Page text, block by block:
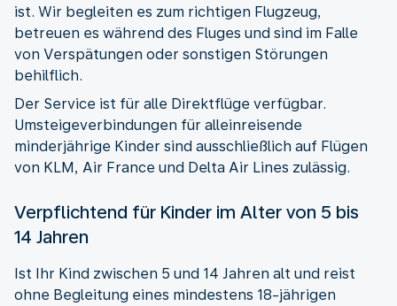
ist. Wir begleiten es zum richtigen Flugzeug,
betreuen es während des Fluges und sind im Falle
von Verspätungen oder sonstigen Störungen
behilflich.
Der Service ist für alle Direktflüge verfügbar.
Umsteigeverbindungen für alleinreisende
minderjährige Kinder sind ausschließlich auf Flügen
von KLM, Air France und Delta Air Lines zulässig.
Verpflichtend für Kinder im Alter von 5 bis
14 Jahren
Ist Ihr Kind zwischen 5 und 14 Jahren alt und reist
ohne Begleitung eines mindestens 18-jährigen